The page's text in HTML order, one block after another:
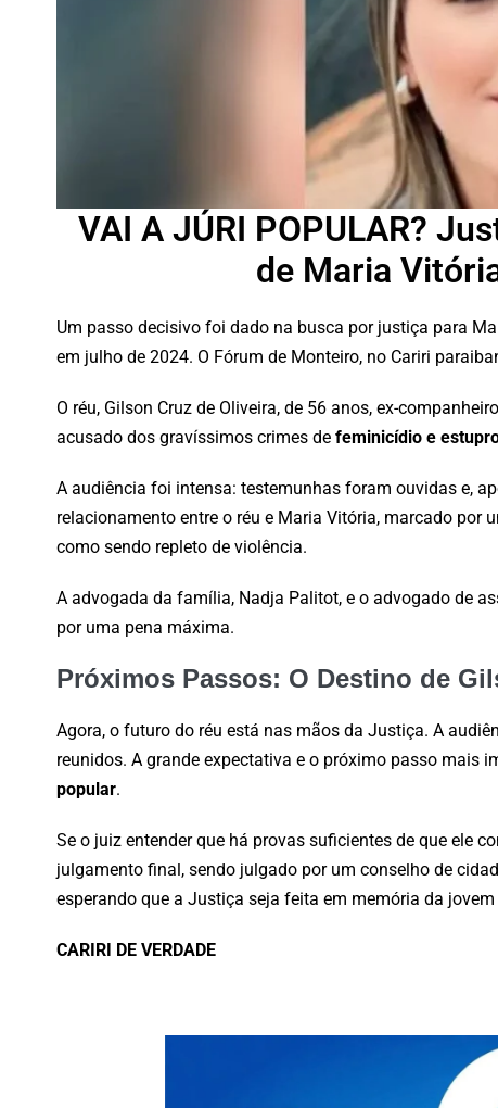
VAI A JÚRI POPULAR?
de Maria
Um passo decisivo foi dado na busca por justiça para
em julho de 2024. O Fórum de Monteiro, no Cariri
O réu, Gilson Cruz de Oliveira, de 56 anos, ex-
acusado dos gravíssimos crimes de feminicídio e
A audiência foi intensa: testemunhas foram ouvidas e,
relacionamento entre o réu e Maria Vitória, marcado por
como sendo repleto de violência.
A advogada da família, Nadja Palitot, e o advogado de
por uma pena máxima.
Próximos Passos: O Destino de
Agora, o futuro do réu está nas mãos da Justiça. A
reunidos. A grande expectativa e o próximo passo mais
popular.
Se o juiz entender que há provas suficientes de que ele
julgamento final, sendo julgado por um conselho de
esperando que a Justiça seja feita em memória da
CARIRI DE VERDADE